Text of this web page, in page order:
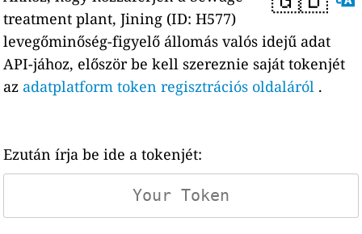
treatment plant, Jining (ID: H577)
levegőminőség-figyelő állomás valós idejű adat
API-jához, először be kell szereznie saját tokenjét
az adatplatform token regisztrációs oldaláról .
Ezután írja be ide a tokenjét: